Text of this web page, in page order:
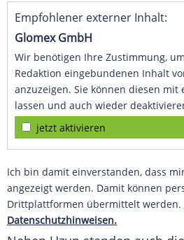
Empfohlener externer Inhalt:
Glomex GmbH
Wir benötigen Ihre Zustimmung,
Redaktion eingebundenen Inhalt
anzuzeigen. Sie können diesen mit
lassen und auch wieder
jetzt aktivieren
Ich bin damit einverstanden, dass
angezeigt werden. Damit können
Drittplattformen übermittelt werden.
Datenschutzhinweisen.